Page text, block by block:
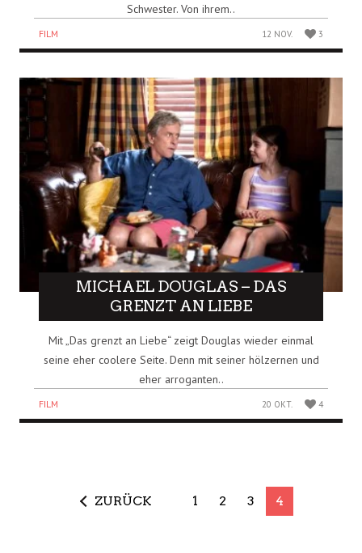
Schwester. Von ihrem..
FILM 12 NOV. 3
MICHAEL DOUGLAS – DAS
GRENZT AN LIEBE
Mit „Das grenzt an Liebe“ zeigt Douglas wieder einmal
seine eher coolere Seite. Denn mit seiner hölzernen und
eher arroganten..
FILM 20 OKT. 4
ZURÜCK 1 2 3 4